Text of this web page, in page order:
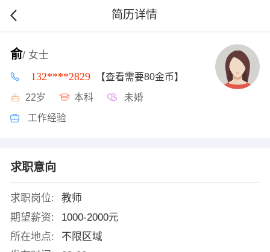
简历详情
俞/ 女士
132****2829 【查看需要80金币】
22岁 本科 未婚
工作经验
求职意向
求职岗位:
教师
期望薪资:
1000-2000元
所在地点:
不限区域